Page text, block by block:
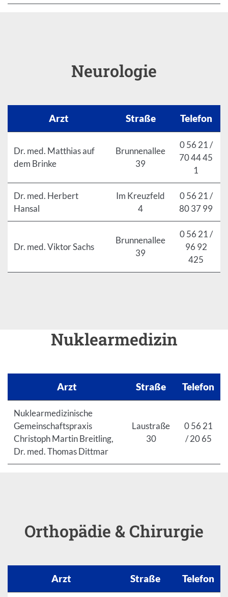
Neurologie
Arzt Straße Telefon
Dr. med. Matthias auf
dem Brinke
Brunnenallee
39
0 56 21 /
70 44 45
1
Dr. med. Herbert
Hansal
Im Kreuzfeld
4
0 56 21 /
80 37 99
Dr. med. Viktor Sachs
Brunnenallee
39
0 56 21 /
96 92
425
Nuklearmedizin
Arzt Straße Telefon
Nuklearmedizinische
Gemeinschaftspraxis
Christoph Martin Breitling,
Dr. med. Thomas Dittmar
Laustraße
30
0 56 21
/ 20 65
Orthopädie & Chirurgie
Arzt Straße Telefon